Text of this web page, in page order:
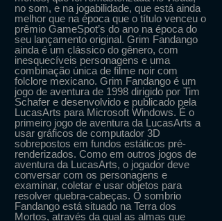
no som, e na jogabilidade, que está ainda
melhor que na época que o título venceu o
prêmio GameSpot’s do ano na época do
seu lançamento original. Grim Fandango
ainda é um clássico do gênero, com
inesquecíveis personagens e uma
combinação única de filme noir com
folclore mexicano. Grim Fandango é um
jogo de aventura de 1998 dirigido por Tim
Schafer e desenvolvido e publicado pela
LucasArts para Microsoft Windows. É o
primeiro jogo de aventura da LucasArts a
usar gráficos de computador 3D
sobrepostos em fundos estáticos pré-
renderizados. Como em outros jogos de
aventura da LucasArts, o jogador deve
conversar com os personagens e
examinar, coletar e usar objetos para
resolver quebra-cabeças. O sombrio
Fandango está situado na Terra dos
Mortos, através da qual as almas que